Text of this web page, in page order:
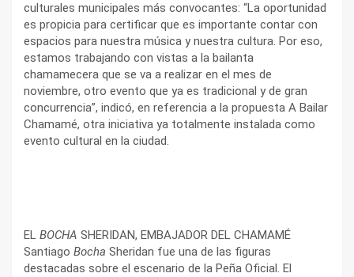
culturales municipales más convocantes: “La oportunidad
es propicia para certificar que es importante contar con
espacios para nuestra música y nuestra cultura. Por eso,
estamos trabajando con vistas a la bailanta
chamamecera que se va a realizar en el mes de
noviembre, otro evento que ya es tradicional y de gran
concurrencia”, indicó, en referencia a la propuesta A Bailar
Chamamé, otra iniciativa ya totalmente instalada como
evento cultural en la ciudad.
EL BOCHA SHERIDAN, EMBAJADOR DEL CHAMAMÉ
Santiago Bocha Sheridan fue una de las figuras
destacadas sobre el escenario de la Peña Oficial. El